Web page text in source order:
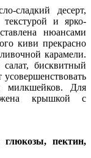
сладкий десерт,
текстурой и ярко-
нюансами
киви прекрасно
карамели.
бисквитный
милкшейков. Для
крышкой с
глюкозы, пектин,